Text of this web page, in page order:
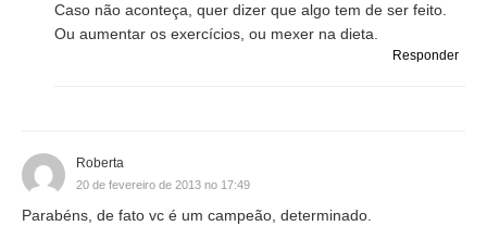
Caso não aconteça, quer dizer que algo tem de ser feito.
Ou aumentar os exercícios, ou mexer na dieta.
Responder
Roberta
20 de fevereiro de 2013 no 17:49
Parabéns, de fato vc é um campeão, determinado.